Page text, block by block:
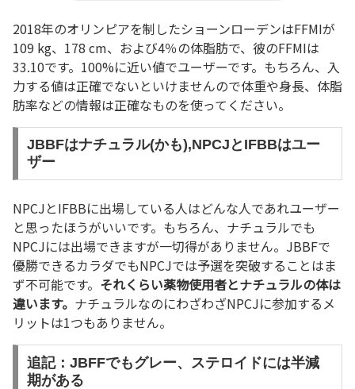
2018年のオリンピアを制したショーンローデンはFFMIが
109 kg、178 cm、および4％の体脂肪で、彼のFFMIは
33.10です。100%に近い値でユーザーです。もちろん、入
力する値は正確でないといけませんので体重や身長、体脂
肪率などの情報は正確なものを使ってください。
JBBFはナチュラル(かも),NPCJとIFBBはユー
ザー
NPCJとIFBBに出場している人はどんな人であれユーザー
と思ったほうがいいです。もちろん、ナチュラルでも
NPCJには出場できますが一切得がありません。JBBFで
優勝できるカラダでもNPCJでは予選を突破することはま
ず不可能です。 それくらい薬物使用者とナチュラルの体は
違います。 ナチュラルなのにわざわざNPCJに参加するメ
リットは1つもありません。
追記：JBFFでもグレー、ステロイドには半減
期がある